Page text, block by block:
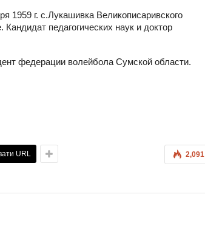
1959 г. с.Лукашивка Великописаривского
педагогических наук и доктор
федерации волейбола Сумской области.
2,091
URL